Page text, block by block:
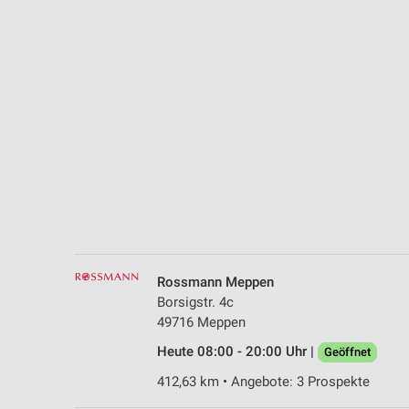
Rossmann Meppen
Borsigstr. 4c
49716 Meppen
Heute 08:00 - 20:00 Uhr |
Geöffnet
412,63 km • Angebote: 3 Prospekte